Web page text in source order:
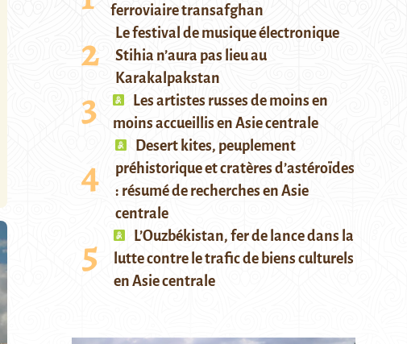
ferroviaire transafghan
Le festival de musique électronique
Stihia n’aura pas lieu au
Karakalpakstan
Les artistes russes de moins en
moins accueillis en Asie centrale
Desert kites, peuplement
préhistorique et cratères d’astéroïdes
: résumé de recherches en Asie
centrale
L’Ouzbékistan, fer de lance dans la
lutte contre le trafic de biens culturels
en Asie centrale